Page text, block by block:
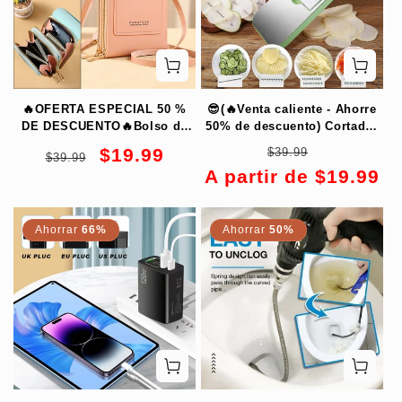
🔥OFERTA ESPECIAL 50 %
DE DESCUENTO🔥Bolso de
pantalla táctil
Precio
$39.99
Precio
$19.99
😎(🔥Venta caliente - Ahorre
50% de descuento) Cortador
de verduras multifunción
Precio
habitual
$39.99
de
A partir de $19.99
Ahorrar 66% Ahorrar 50%